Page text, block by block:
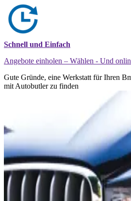
Schnell und Einfach
Angebote einholen – Wählen - Und
Gute Gründe, eine Werkstatt für Ihren
mit Autobutler zu finden